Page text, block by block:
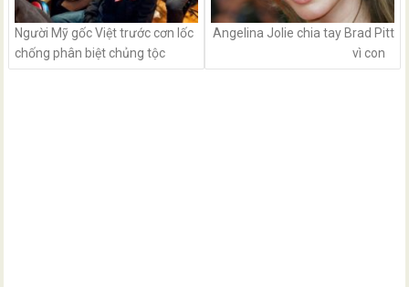
Người Mỹ gốc Việt trước cơn lốc
chống phân biệt chủng tộc
Angelina Jolie chia tay Brad Pitt
vì con